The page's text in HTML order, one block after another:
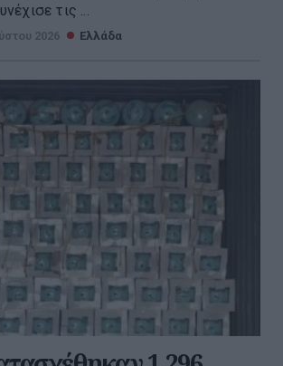
τις ...
2026 Ελλάδα